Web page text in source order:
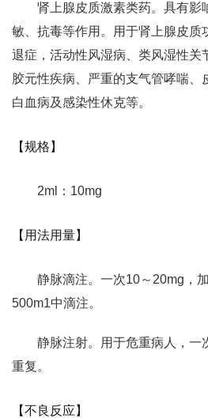
肾上腺皮质激素类药。具有影
敏、抗毒等作用。用于肾上腺皮质
退症，活动性风湿病、类风湿性关
胶元性疾病、严重的支气管哮喘、
白血病及感染性休克等。
【规格】
2ml：10mg
【用法用量】
静脉滴注。一次10～20mg，
500m1中滴注。
静脉注射。用于危重病人，一
重复。
【不良反应】